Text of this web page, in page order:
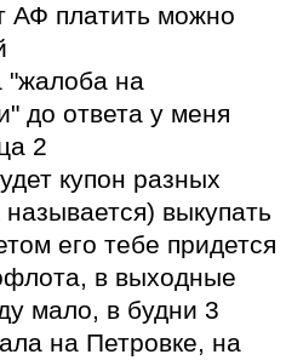
АФ платить можно
"жалоба на
до ответа у меня
2
купон разных
выкупать
его тебе придется
в выходные
мало, в будни 3
на Петровке, на